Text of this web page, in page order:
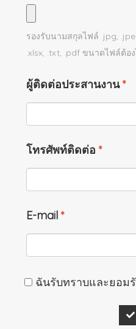
รองรับนามสกุลไฟล์ .jpg,
.xlsx, .txt, .pdf ขนาดไฟล์ต้อง
ผู้ติดต่อประสานงาน *
โทรศัพท์ติดต่อ *
E-mail *
ฉันรับทราบและยอม